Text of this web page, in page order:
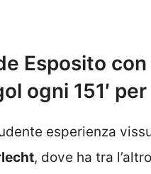
Esposito
ogni 151′
esperienza
, dove ha tra